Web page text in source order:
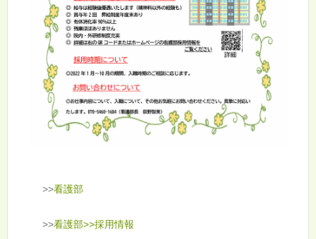
>>看護部
>>看護部>>採用情報